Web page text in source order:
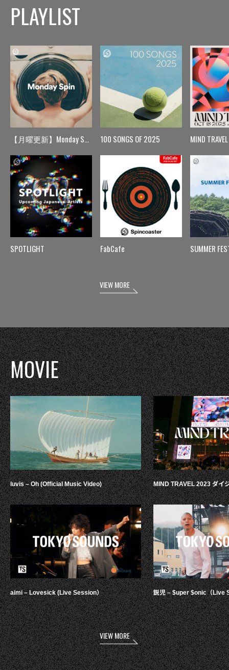
PLAYLIST
【月曜更新】Monday Spin
SPOTLIGHT
100 SONGS OF 2025
FabCafe
MIND TRAVEL
SUMMER
VIEW MORE
MOVIE
luvis – Oh (Official Music Video)
aimi – Lovesick (Live Session）
MIND TRAVEL 2023 ダイ
鋭児 – $uper $onic（Live
VIEW MORE